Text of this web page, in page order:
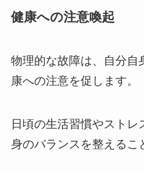
健康への注意喚起
物理的な故障は、自分自
康への注意を促します。
日頃の生活習慣やスト
身のバランスを整えるこ